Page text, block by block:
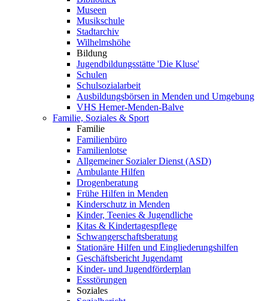
Museen
Musikschule
Stadtarchiv
Wilhelmshöhe
Bildung
Jugendbildungsstätte 'Die Kluse'
Schulen
Schulsozialarbeit
Ausbildungsbörsen in Menden und Umgebung
VHS Hemer-Menden-Balve
Familie, Soziales & Sport
Familie
Familienbüro
Familienlotse
Allgemeiner Sozialer Dienst (ASD)
Ambulante Hilfen
Drogenberatung
Frühe Hilfen in Menden
Kinderschutz in Menden
Kinder, Teenies & Jugendliche
Kitas & Kindertagespflege
Schwangerschaftsberatung
Stationäre Hilfen und Eingliederungshilfen
Geschäftsbericht Jugendamt
Kinder- und Jugendförderplan
Essstörungen
Soziales